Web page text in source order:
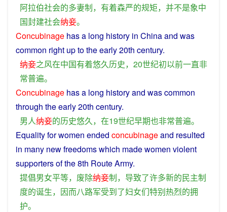
阿拉伯社会的多妻制， 有着森严的规矩， 并不是象中
国封建社会纳妾。
Concubinage hasa long history in Chinaand was
common right up to theearly20th century.
纳妾之风在中国有着悠久历史，20世纪初以前一直非
常普遍。
Concubinage hasa long historyand wascommon
through theearly20th century.
男人纳妾的历史悠久， 在19世纪早期也非常普遍。
Equalityforwomen ended concubinageand resulted
in many newfreedomswhich madewomen violent
supportersofthe 8th RouteArmy.
提倡男女平等， 废除纳妾制， 导致了许多新的民主制
度的诞生， 因而八路军受到了妇女们特别热烈的拥
护。